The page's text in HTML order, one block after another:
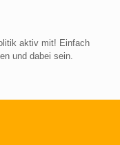
aktiv mit! Einfach
und dabei sein.